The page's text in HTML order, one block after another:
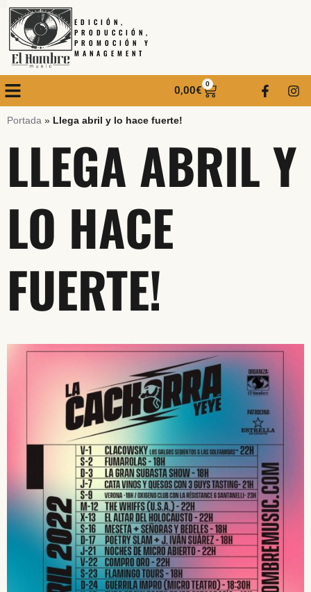
EDICIÓN,
PRODUCCIÓN,
PROMOCIÓN Y
MANAGEMENT
0,00€
0
Portada » Llega abril y lo hace fuerte!
LLEGA ABRIL Y
LO HACE
FUERTE!